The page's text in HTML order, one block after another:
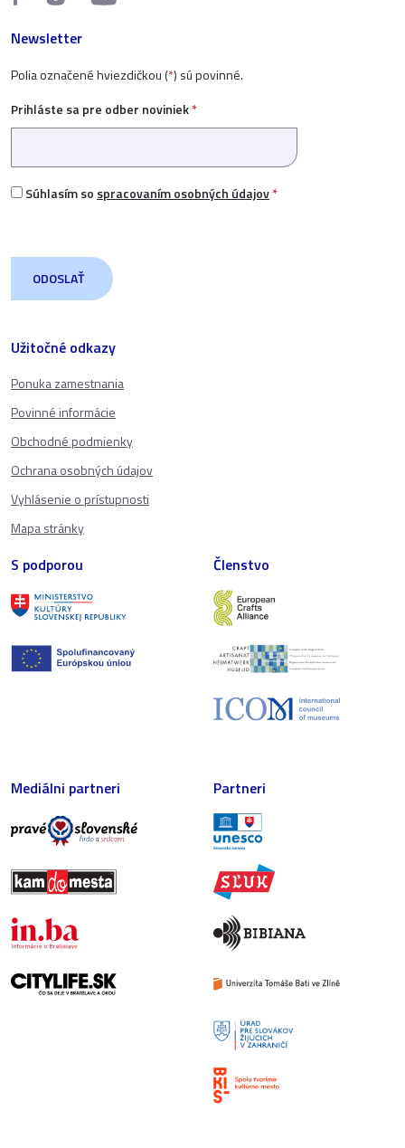
Užitočné odkazy
Ponuka zamestnania
Povinné informácie
Obchodné podmienky
Ochrana osobných údajov
Vyhlásenie o prístupnosti
Mapa stránky
Newsletter
Polia označené hviezdičkou (*) sú povinné.
Prihláste sa pre odber noviniek*
Súhlasím so spracovaním osobných údajov*
S podporou Členstvo
Mediálni partneri Partneri